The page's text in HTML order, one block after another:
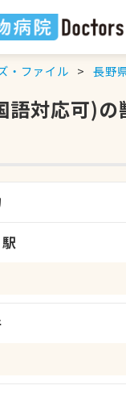
・ファイル 長野
語対応可)の